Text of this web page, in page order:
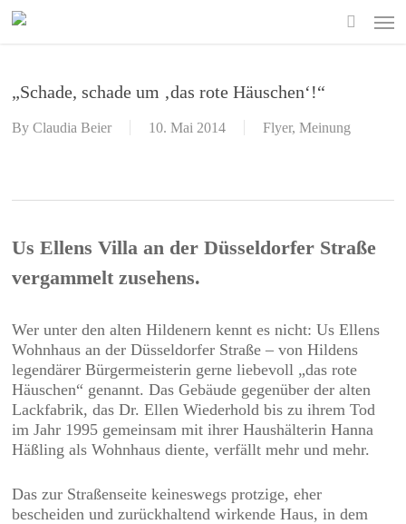
Skip
„Schade, schade um ‚das rote Häuschen‘!“
By Claudia Beier 10. Mai 2014 Flyer,Meinung
Us Ellens Villa an der Düsseldorfer Straße
vergammelt zusehens.
Wer unter den alten Hildenern kennt es nicht: Us Ellens
Wohnhaus an der Düsseldorfer Straße – von Hildens
legendärer Bürgermeisterin gerne liebevoll „das rote
Häuschen“ genannt. Das Gebäude gegenüber der alten
Lackfabrik, das Dr. Ellen Wiederhold bis zu ihrem Tod
im Jahr 1995 gemeinsam mit ihrer Haushälterin Hanna
Häßling als Wohnhaus diente, verfällt mehr und mehr.
Das zur Straßenseite keineswegs protzige, eher
bescheiden und zurückhaltend wirkende Haus, in dem